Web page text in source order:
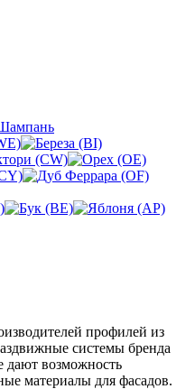
профилей из
системы бренда
возможность
материалы для фасадов.